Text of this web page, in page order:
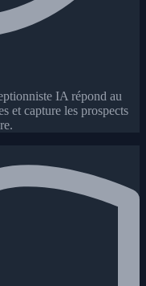
IA répond au
et capture les prospects